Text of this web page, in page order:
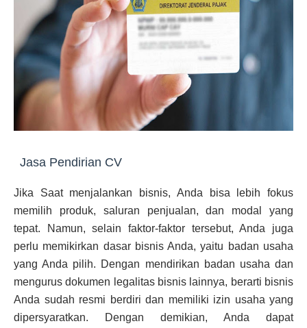
Jasa Pendirian CV
Jika Saat menjalankan bisnis, Anda bisa lebih fokus
memilih produk, saluran penjualan, dan modal yang
tepat. Namun, selain faktor-faktor tersebut, Anda juga
perlu memikirkan dasar bisnis Anda, yaitu badan usaha
yang Anda pilih. Dengan mendirikan badan usaha dan
mengurus dokumen legalitas bisnis lainnya, berarti bisnis
Anda sudah resmi berdiri dan memiliki izin usaha yang
dipersyaratkan. Dengan demikian, Anda dapat